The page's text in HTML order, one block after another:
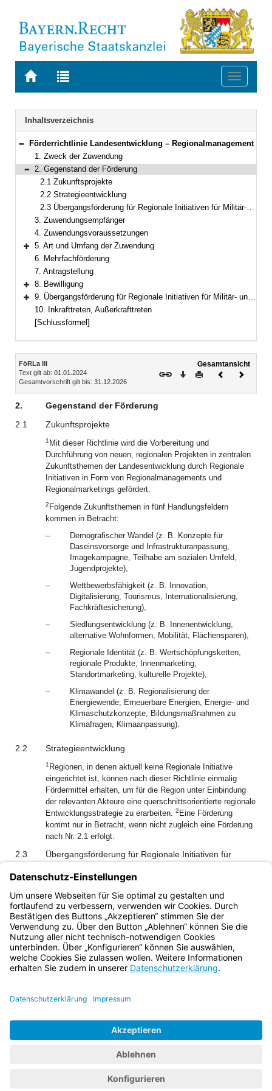
Zur
BAYERN.RECHT
Zur
letzten
Suche
Toggle
Navigation
Inhaltsverzeichnis
Bereich reduzieren
Förderrichtlinie Landesentwicklung – Regionalmanagement
1. Zweck der Zuwendung
Bereich reduzieren
2. Gegenstand der Förderung
2.1 Zukunftsprojekte
2.2 Strategieentwicklung
2.3 Übergangsförderung für Regionale Initiativen für Militär- und Konversionsstandorte
3. Zuwendungsempfänger
4. Zuwendungsvoraussetzungen
Bereich erweitern
5. Art und Umfang der Zuwendung
6. Mehrfachförderung
7. Antragstellung
Bereich erweitern
8. Bewilligung
Bereich erweitern
9. Übergangsförderung für Regionale Initiativen für Militär- und Konversionsstandorte
10. Inkrafttreten, Außerkrafttreten
[Schlussformel]
Inhalt
FöRLa III
Text gilt ab: 01.01.2024
Gesamtvorschrift gilt bis: 31.12.2026
Gesamtansicht
Download
DruckenVorheriges
2.
Gegenstand der Förderung
2.1
Zukunftsprojekte
1 Mit dieser Richtlinie wird die Vorbereitung und
Durchführung von neuen, regionalen Projekten in zentralen
Zukunftsthemen der Landesentwicklung durch Regionale
Initiativen in Form von Regionalmanagements und
Regionalmarketings gefördert.
2 Folgende Zukunftsthemen in fünf Handlungsfeldern
kommen in Betracht:
–
Demografischer Wandel (z. B. Konzepte für
Daseinsvorsorge und Infrastrukturanpassung,
Imagekampagne, Teilhabe am sozialen Umfeld,
Jugendprojekte),
–
Wettbewerbsfähigkeit (z. B. Innovation,
Digitalisierung, Tourismus, Internationalisierung,
Fachkräftesicherung),
–
Siedlungsentwicklung (z. B. Innenentwicklung,
alternative Wohnformen, Mobilität, Flächensparen),
–
Regionale Identität (z. B. Wertschöpfungsketten,
regionale Produkte, Innenmarketing,
Standortmarketing, kulturelle Projekte),
–
Klimawandel (z. B. Regionalisierung der
Energiewende, Erneuerbare Energien, Energie- und
Klimaschutzkonzepte, Bildungsmaßnahmen zu
Klimafragen, Klimaanpassung).
2.2 Strategieentwicklung
1 Regionen, in denen aktuell keine Regionale Initiative
eingerichtet ist, können nach dieser Richtlinie einmalig
Fördermittel erhalten, um für die Region unter Einbindung
der relevanten Akteure eine querschnittsorientierte regionale
Entwicklungsstrategie zu erarbeiten. 2 Eine Förderung
kommt nur in Betracht, wenn nicht zugleich eine Förderung
nach Nr. 2.1 erfolgt.
2.3
Übergangsförderung für Regionale Initiativen für
Übergangsweise werden mit dieser Richtlinie neue,
regionale Projekte Regionaler Initiativen für Militär- und
Konversionsstandorte nach Nr. 9 gefördert.
Bayern.de
BayernPortal
Impressum